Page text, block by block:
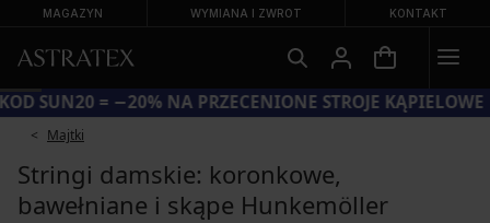
MAGAZYN WYMIANA I ZWROT KONTAKT
KOD SUN20 = −20% NA PRZECENIONE STROJE KĄPIELOWE
Majtki
Stringi damskie: koronkowe,
bawełniane i skąpe Hunkemöller